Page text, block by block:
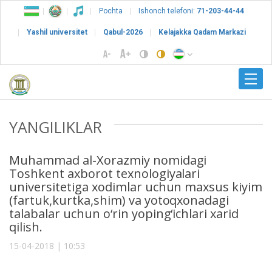
Pochta Ishonch telefoni: 71-203-44-44
Yashil universitet Qabul-2026 Kelajakka Qadam Markazi
YANGILIKLAR
Muhammad al-Xorazmiy nomidagi
Toshkent axborot texnologiyalari
universitetiga xodimlar uchun maxsus kiyim
(fartuk,kurtka,shim) va yotoqxonadagi
talabalar uchun o‘rin yoping‘ichlari xarid
qilish.
15-04-2018 | 10:53